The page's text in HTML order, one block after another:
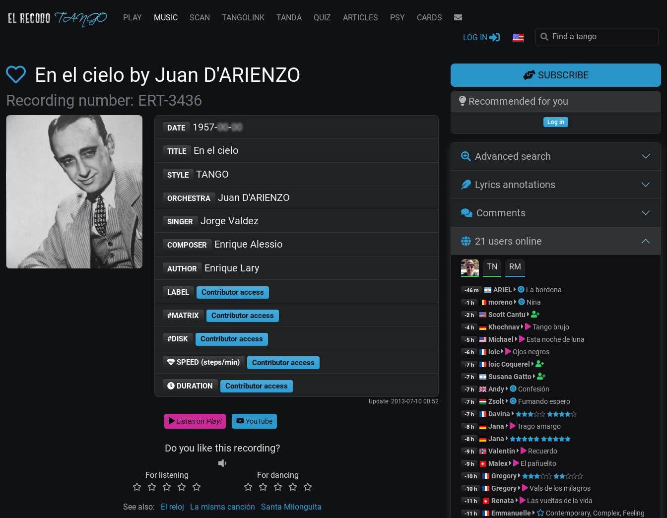
PLAY MUSIC SCAN TANGOLINK TANDA QUIZ ARTICLES PSY CARDS
LOG IN
En el cielo by Juan D'ARIENZO
Recording number: ERT-3436
DATE 1957-00-00
TITLE En el cielo
STYLE TANGO
ORCHESTRA Juan D'ARIENZO
SINGER Jorge Valdez
COMPOSER Enrique Alessio
AUTHOR Enrique Lary
LABEL Contributor access
#MATRIX Contributor access
#DISK Contributor access
SPEED (steps/min) Contributor access
DURATION Contributor access
Update: 2013-07-10 00:52
Listen on Play! YouTube
Do you like this recording?
For listening For dancing
See also: El reloj La misma canción Santa Milonguita
SUBSCRIBE
Recommended for you
Log in
Advanced search
Lyrics annotations
Comments
21 users online
TN RM
-46 m ARIEL La bordona
-1 h moreno Nina
-2 h Scott Cantu
-4 h Khochnav Tango brujo
-5 h Michael Esta noche de luna
-6 h loic Ojos negros
-7 h loic Coquerel
-7 h Susana Gatto
-7 h Andy Confesión
-7 h Zsolt Fumando espero
-7 h Davina
-8 h Jana Trago amargo
-8 h Jana
-9 h Valentin Recuerdo
-9 h Malex El pañuelito
-10 h Gregory
-10 h Gregory Vals de los milagros
-11 h Renata Las vueltas de la vida
-11 h Emmanuelle Contemporary, Complex, Feeling